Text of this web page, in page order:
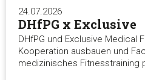
24.07.2026
DHfPG x Exclusive
DHfPG und Exclusive Medical
Kooperation ausbauen und
medizinisches Fitnesstraining